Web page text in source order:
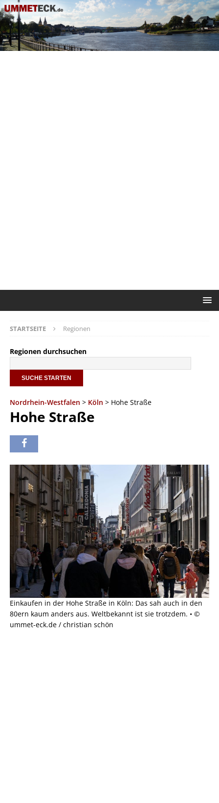
STARTSEITE Regionen
Regionen durchsuchen
Nordrhein-Westfalen > Köln > Hohe Straße
Hohe Straße
Einkaufen in der Hohe Straße in Köln: Das sah auch in den
80ern kaum anders aus. Weltbekannt ist sie trotzdem. • ©
ummet-eck.de / christian schön